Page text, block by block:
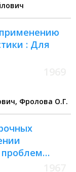
: Для
Миндлин Яков Самойлович, Фролова О.Г.